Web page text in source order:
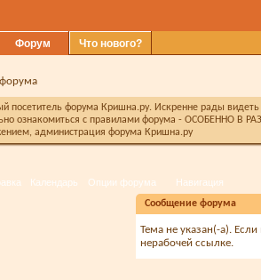
Форум
Календарь Опции форума Навигация
Что нового?
форума Кришна.ру. Искренне рады видеть
ознакомиться с правилами форума - ОСОБЕННО В
администрация форума Кришна.ру
Сообщение форума
Тема не указан(-а).
нерабочей ссылке.